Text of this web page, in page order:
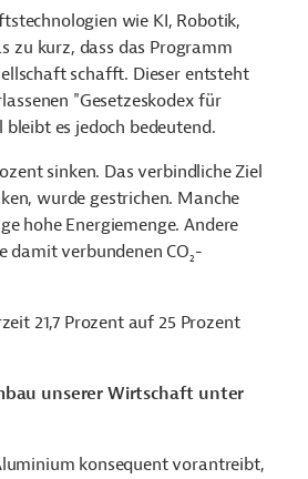
wie KI, Robotik,
zu kurz, dass das Programm
schafft. Dieser entsteht
"Gesetzeskodex für
es jedoch bedeutend.
sinken. Das verbindliche Ziel
wurde gestrichen. Manche
hohe Energiemenge. Andere
damit verbundenen CO2-
21,7 Prozent auf 25 Prozent
unserer Wirtschaft unter
konsequent vorantreibt,